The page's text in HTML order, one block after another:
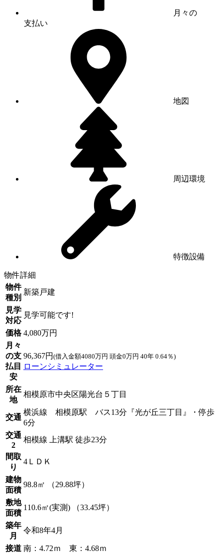
月々の
支払い
地図
周辺環境
特徴設備
物件詳細
物件
種別
新築戸建
見学
対応
見学可能です!
価格 4,080万円
月々
の支
払目
安
96,367円 (借入金額4080万円 頭金0万円 40年 0.64％)
ローンシミュレーター
所在
地
相模原市中央区陽光台５丁目
交通
横浜線 相模原駅 バス13分『光が丘三丁目』・停歩
6分
交通
2
相模線 上溝駅 徒歩23分
間取
り
4ＬＤＫ
建物
面積
98.8㎡ （29.88坪）
敷地
面積
110.6㎡(実測) （33.45坪）
築年
月
令和8年4月
接道 南：4.72ｍ 東：4.68ｍ